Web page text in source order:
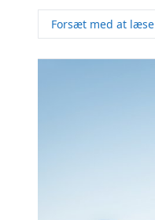
Forsæt med at læse